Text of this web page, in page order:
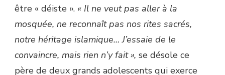
être « déiste ». « Il ne veut pas aller à la
mosquée, ne reconnaît pas nos rites sacrés,
notre héritage islamique… J’essaie de le
convaincre, mais rien n’y fait », se désole ce
père de deux grands adolescents qui exerce